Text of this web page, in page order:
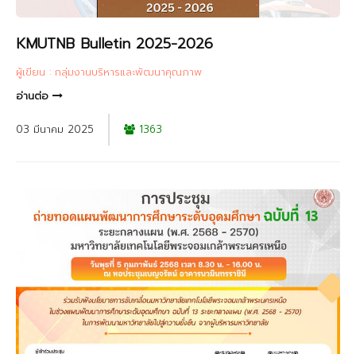
KMUTNB Bulletin 2025-2026
ผู้เขียน : กลุ่มงานบริหารและพัฒนาคุณภาพ
อ่านต่อ
03 มีนาคม 2025 1363